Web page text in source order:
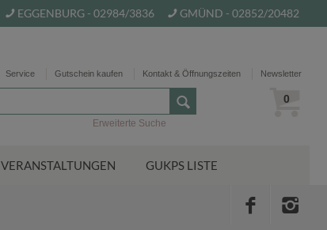
EGGENBURG - 02984/3836 GMÜND - 02852/20482
Service Gutschein kaufen Kontakt & Öffnungszeiten Newsletter
0
Erweiterte Suche
VERANSTALTUNGEN GUKPS LISTE